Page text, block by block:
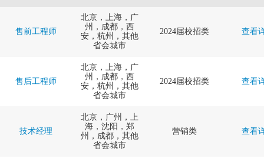
售前工程师
北京，上海，广
州，成都，西
安，杭州，其他
省会城市
2024届校招类 查看
售后工程师
北京，上海，广
州，成都，西
安，杭州，其他
省会城市
2024届校招类 查看
技术经理
北京，广州，上
海，沈阳，郑
州，成都，其他
省会城市
营销类 查看